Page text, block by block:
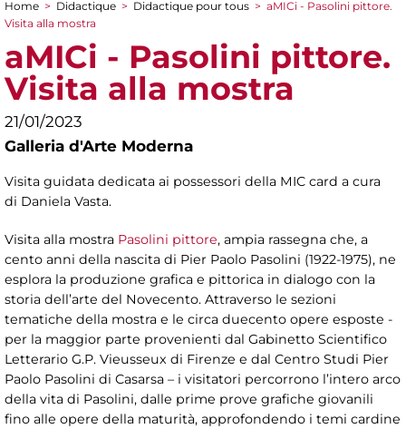
You are here
Home > Didactique > Didactique pour tous > aMICi - Pasolini pittore.
Visita alla mostra
aMICi - Pasolini pittore.
Visita alla mostra
21/01/2023
Galleria d'Arte Moderna
Visita guidata dedicata ai possessori della MIC card a cura
di Daniela Vasta.
Visita alla mostra Pasolini pittore, ampia rassegna che, a
cento anni della nascita di Pier Paolo Pasolini (1922-1975), ne
esplora la produzione grafica e pittorica in dialogo con la
storia dell’arte del Novecento. Attraverso le sezioni
tematiche della mostra e le circa duecento opere esposte -
per la maggior parte provenienti dal Gabinetto Scientifico
Letterario G.P. Vieusseux di Firenze e dal Centro Studi Pier
Paolo Pasolini di Casarsa – i visitatori percorrono l’intero arco
della vita di Pasolini, dalle prime prove grafiche giovanili
fino alle opere della maturità, approfondendo i temi cardine